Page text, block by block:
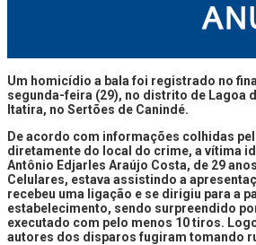
Um homicídio a bala foi registrado no
segunda-feira (29), no distrito de Lagoa
Itatira, no Sertões de Canindé.
De acordo com informações colhidas
diretamente do local do crime, a vítima
Antônio Edjarles Araújo Costa, de 29
Celulares, estava assistindo a
recebeu uma ligação e se dirigiu para a
estabelecimento, sendo surpreendido
executado com pelo menos 10 tiros.
autores dos disparos fugiram tomando